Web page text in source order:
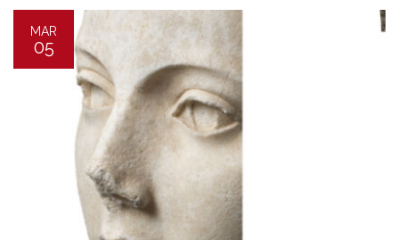
MAR
05